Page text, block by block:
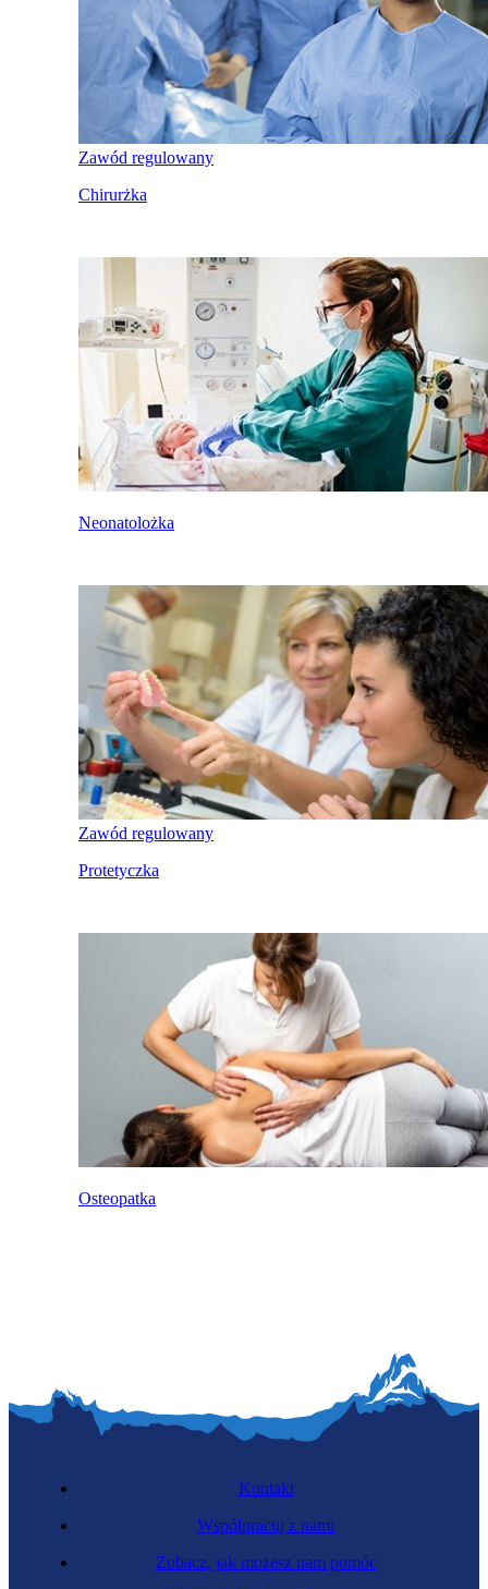
Zawód regulowany
Chirurżka
Neonatolożka
Zawód regulowany
Protetyczka
Osteopatka
Kontakt
Współpracuj z nami
Zobacz, jak możesz nam pomóc